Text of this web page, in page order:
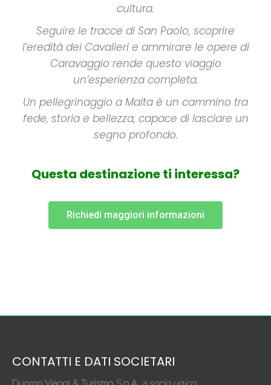
cultura.
Seguire le tracce di San Paolo, scoprire
l’eredità dei Cavalieri e ammirare le opere di
Caravaggio rende questo viaggio
un’esperienza completa.
Un pellegrinaggio a Malta è un cammino tra
fede, storia e bellezza, capace di lasciare un
segno profondo.
Questa destinazione ti interessa?
Richiedi maggiori informazioni
CONTATTI E DATI SOCIETARI